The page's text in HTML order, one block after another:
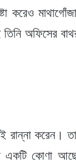
করেও
তিনি অফিসের
করেন।
একটি কোণা